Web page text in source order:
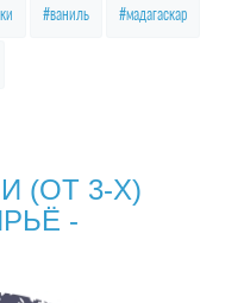
ваниль мадагаскар
(ОТ 3-Х)
-